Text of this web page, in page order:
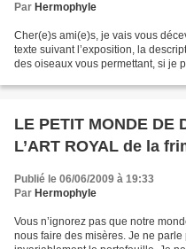
Par Hermophyle
Cher(e)s ami(e)s, je vais vous
texte suivant l’exposition, la
des oiseaux vous permettant, si je
LE PETIT MONDE DE
L’ART ROYAL de la
Publié le 06/06/2009 à 19:33
Par Hermophyle
Vous n’ignorez pas que notre
nous faire des misères. Je ne